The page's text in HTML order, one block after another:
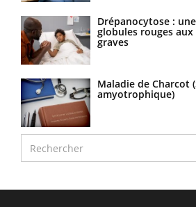
Drépanocytose :
globules rouges aux
graves
Maladie de Charcot
amyotrophique)